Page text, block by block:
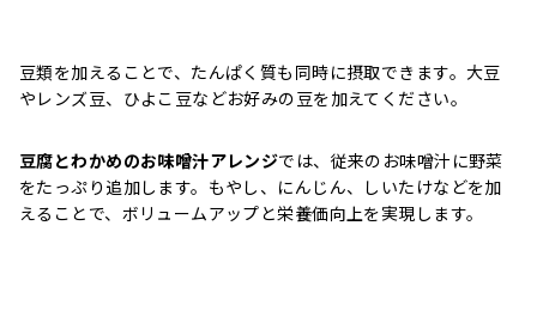
豆類を加えることで、たんぱく質も同時に摂取できます。大豆
やレンズ豆、ひよこ豆などお好みの豆を加えてください。
豆腐とわかめのお味噌汁アレンジでは、従来のお味噌汁に野菜
をたっぷり追加します。もやし、にんじん、しいたけなどを加
えることで、ボリュームアップと栄養価向上を実現します。